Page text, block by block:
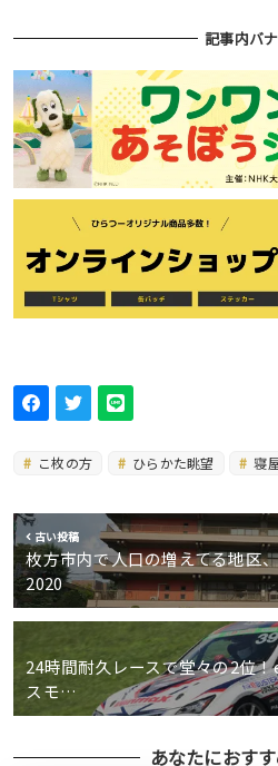
記事内バ
こ枚の方 ひらかた眺望 寝
古い投稿
枚方市内で人口の増えてる地区
2020
24時間耐久レースで堂々の2位
スモ…
あなたにおす